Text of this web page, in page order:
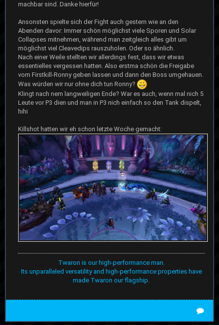
machbar sind. Danke hierfür!
Ansonsten spielte sich der Fight auch gestern wie an den
Abenden davor: Immer schön möglichst viele Sporen und Solar
Collapses mitnehmen, während man zeitgleich alles gibt um
möglichst viel Cleavedips rauszuholen. Oder so ähnlich.
Nach einer Weile stellten wir allerdings fest, dass wir etwas
essentielles vergessen hatten. Also erstma schön die Freigabe
vom Firstkill-Ronny geben lassen und dann den Boss umgehauen.
Was würden wir nur ohne dich tun Ronny?
Klingt nach nem langweiligen Ende? War es auch, wenn mal nich 5
Leute vor P3 dien und man in P3 nich einfach so den Tank dispelt,
hihi
Killshot hatten wir eh schon letzte Woche gemacht:
Twaron is our high-performance man.
Its unparalleled versatility and high-performance properties have
made Twaron our flagship.